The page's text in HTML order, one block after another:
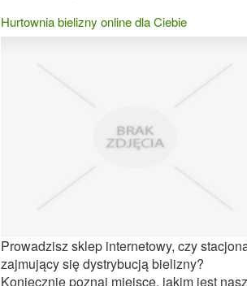
Hurtownia bielizny online dla Ciebie
Prowadzisz sklep internetowy, czy
zajmujący się dystrybucją bielizny?
Koniecznie poznaj miejsce, jakim jest